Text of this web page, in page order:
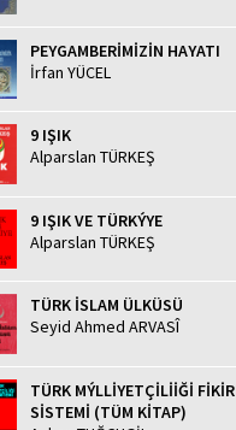
PEYGAMBERİMİZİN HAYATI
İrfan YÜCEL
9 IŞIK
Alparslan TÜRKEŞ
9 IŞIK VE TÜRKÝYE
Alparslan TÜRKEŞ
TÜRK İSLAM ÜLKÜSÜ
Seyid Ahmed ARVASÎ
TÜRK MÝLLİYETÇİLİİĞİ FİKİR
SİSTEMİ (TÜM KİTAP)